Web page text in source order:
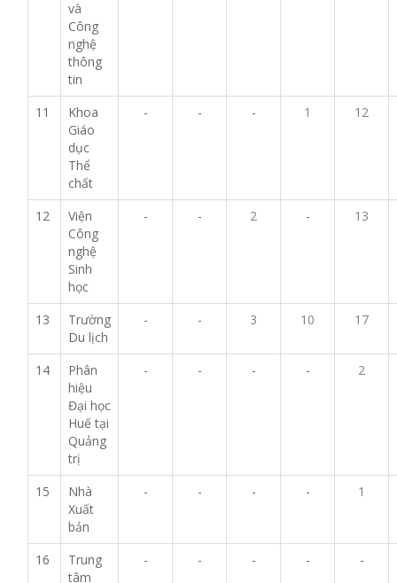
và
Công
nghệ
thông
tin
11
Khoa
Giáo
dục
Thể
chất
- - - 1 12
12
Viện
Công
nghệ
Sinh
học
- - 2 - 13
13
Trường
Du lịch
- - 3 10 17
14
Phân
hiệu
Đại học
Huế tại
Quảng
trị
- - - - 2
15
Nhà
Xuất
bản
- - - - 1
16
Trung
tâm
- - - - -